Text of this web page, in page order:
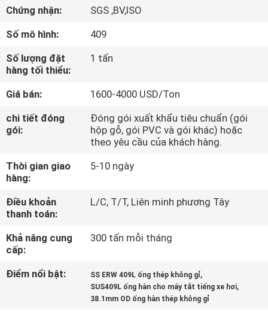
VỀ
CHÚNG
TÔI
THAM
QUAN
NHÀ
KIỂM
SOÁT
CHẤT
LƯỢNG
Chứng nhận:
SGS ,BV,ISO
Số mô hình:
409
Số lượng đặt
hàng tối thiểu:
1 tấn
Giá bán:
1600-4000 USD/Ton
chi tiết đóng
gói:
Đóng gói xuất khẩu tiêu chuẩn (gói
hộp gỗ, gói PVC và gói khác) hoặc
theo yêu cầu của khách hàng.
Thời gian giao
hàng:
5-10 ngày
Điều khoản
thanh toán:
L/C, T/T, Liên minh phương Tây
Khả năng cung
cấp:
300 tấn mỗi tháng
Điểm nổi bật: SS ERW 409L ống thép không gỉ,
SUS409L ống hàn cho máy tắt tiếng xe hơi,
38.1mm OD ống hàn thép không gỉ